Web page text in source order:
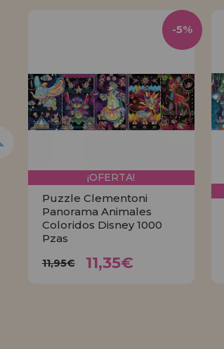
¡OFERTA!
Puzzle Clementoni
Panorama Animales
Coloridos Disney 1000
Pzas
11,95€ 11,35€
-5%